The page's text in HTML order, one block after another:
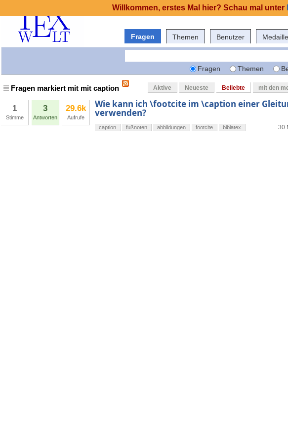
Fragen Themen Benutzer
Fragen Themen
Fragen markiert mit mit caption Aktive Neueste Beliebte mit den
1
Stimme
3
Antworten
29.6k
Aufrufe
Wie kann ich \footcite im \caption einer
verwenden?
30
caption fußnoten abbildungen footcite biblatex
Willkommen, erstes Mal hier? Schau mal unter